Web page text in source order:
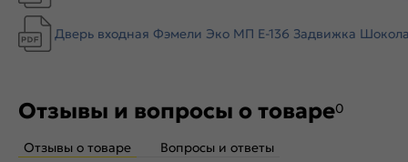
Дверь входная Фэмели Эко МП E-136 Задвижка
Отзывы и вопросы о товаре0
Отзывы о товаре Вопросы и ответы